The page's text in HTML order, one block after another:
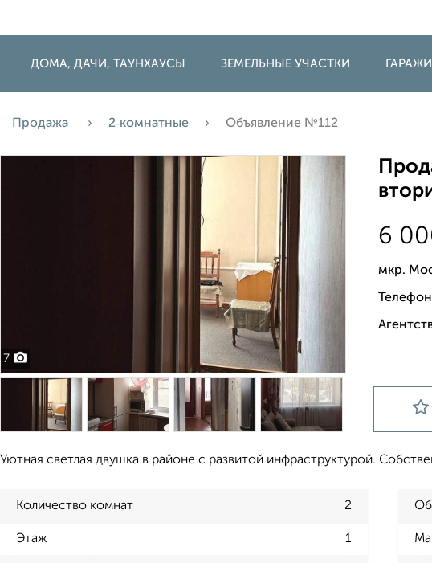
ДОМА, ДАЧИ, ТАУНХАУСЫ ЗЕМЕЛЬНЫЕ УЧАСТКИ
Продажа 2‑комнатные Объявление №112
7
6
мкр.
Уютная светлая двушка в районе с развитой инфраструктурой.
Количество комнат 2
Этаж 1